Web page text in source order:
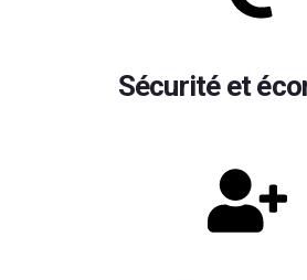
Sécurité et